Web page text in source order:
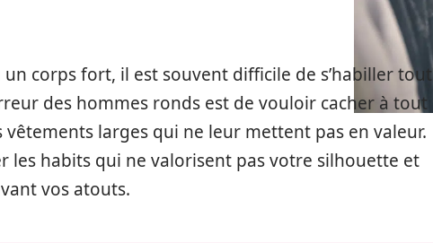
un corps fort, il est souvent difficile de s’habiller tout
des hommes ronds est de vouloir cacher à tout
larges qui ne leur mettent pas en valeur.
les habits qui ne valorisent pas votre silhouette et
vos atouts.